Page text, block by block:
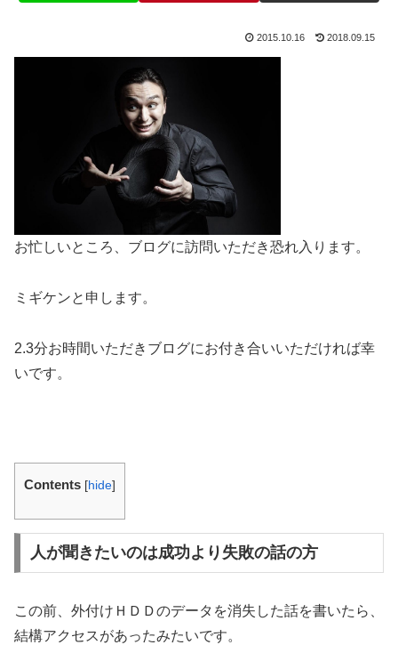
2015.10.16 2018.09.15
お忙しいところ、ブログに訪問いただき恐れ入ります。
ミギケンと申します。
2.3分お時間いただきブログにお付き合いいただければ幸
いです。
Contents [hide]
人が聞きたいのは成功より失敗の話の方
この前、外付けＨＤＤのデータを消失した話を書いたら、
結構アクセスがあったみたいです。